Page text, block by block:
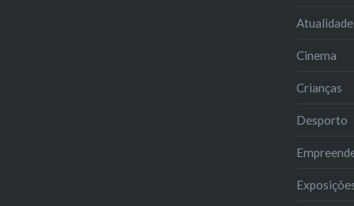
Cinema
Crianças
Desporto